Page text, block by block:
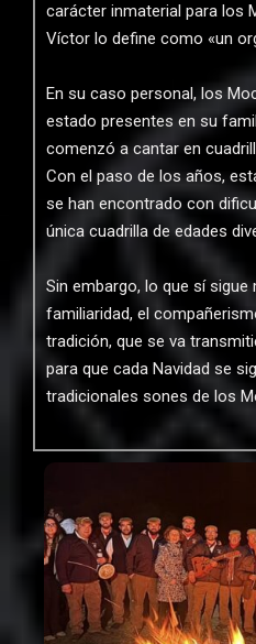
carácter inmaterial para los
Víctor lo define como «un
En su caso personal, los
estado presentes en su
comenzó a cantar en
Con el paso de los años,
se han encontrado con
única cuadrilla de edades
Sin embargo, lo que sí
familiaridad, el
tradición, que se va
para que cada Navidad se
tradicionales sones de los